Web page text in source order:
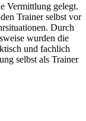
Vermittlung gelegt.
Trainer selbst vor
Durch
wurden die
und fachlich
selbst als Trainer